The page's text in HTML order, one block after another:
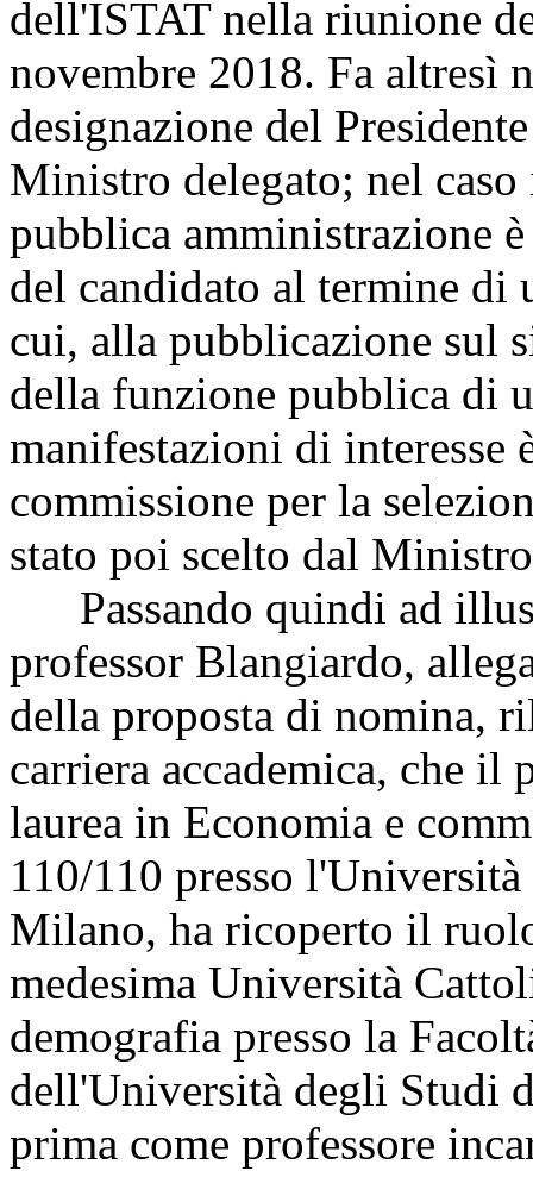
dell'ISTAT nella riunione
novembre 2018. Fa altresì
designazione del
Ministro delegato; nel
pubblica amministrazione
del candidato al termine di
cui, alla pubblicazione sul
della funzione pubblica di
manifestazioni di interesse
commissione per la
stato poi scelto dal
Passando quindi ad
professor Blangiardo,
della proposta di nomina,
carriera accademica, che il
laurea in Economia e
110/110 presso
Milano, ha ricoperto il
medesima Università
demografia presso la
dell'Università degli Studi
prima come professore